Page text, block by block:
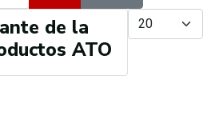
Cantidad a
de la
ATO